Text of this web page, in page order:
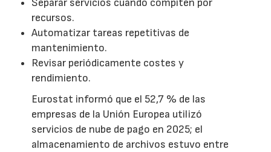
recursos.
Automatizar tareas repetitivas de
mantenimiento.
Revisar periódicamente costes y
rendimiento.
Eurostat informó que el 52,7 % de las
empresas de la Unión Europea utilizó
servicios de nube de pago en 2025; el
almacenamiento de archivos estuvo entre